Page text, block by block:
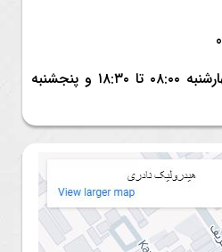
تا ۱۸:۳۰ و
پنجشنبه